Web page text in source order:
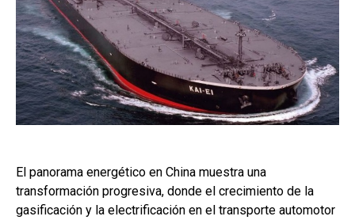
El panorama energético en China muestra una
transformación progresiva, donde el crecimiento de la
gasificación y la electrificación en el transporte automotor